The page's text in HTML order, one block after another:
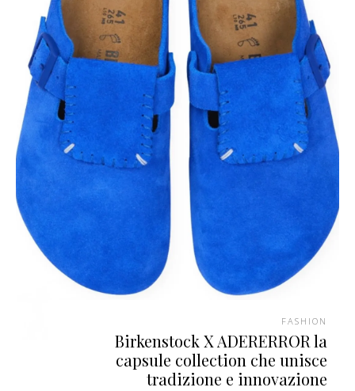
FASHION
Birkenstock X ADERERROR la
capsule collection che unisce
tradizione e innovazione